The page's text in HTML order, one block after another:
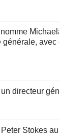
avec
directeur
Stokes